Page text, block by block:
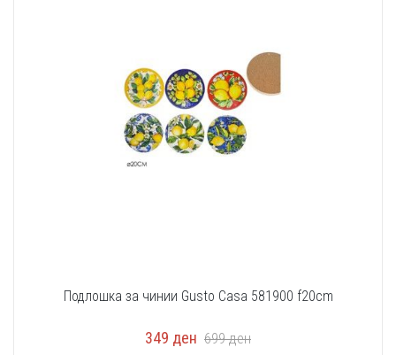
Подлошка за чинии Gusto Casa 581900 f20cm
349 ден 699ден